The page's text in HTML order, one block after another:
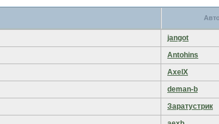
jangot
Antohins
AxelX
deman-b
Заратустрик